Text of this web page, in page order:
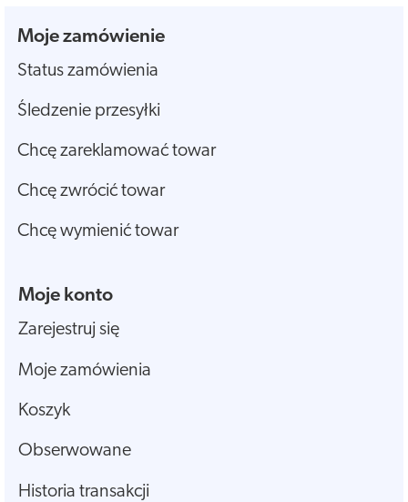
Moje zamówienie
Status zamówienia
Śledzenie przesyłki
Chcę zareklamować towar
Chcę zwrócić towar
Chcę wymienić towar
Moje konto
Zarejestruj się
Moje zamówienia
Koszyk
Obserwowane
Historia transakcji